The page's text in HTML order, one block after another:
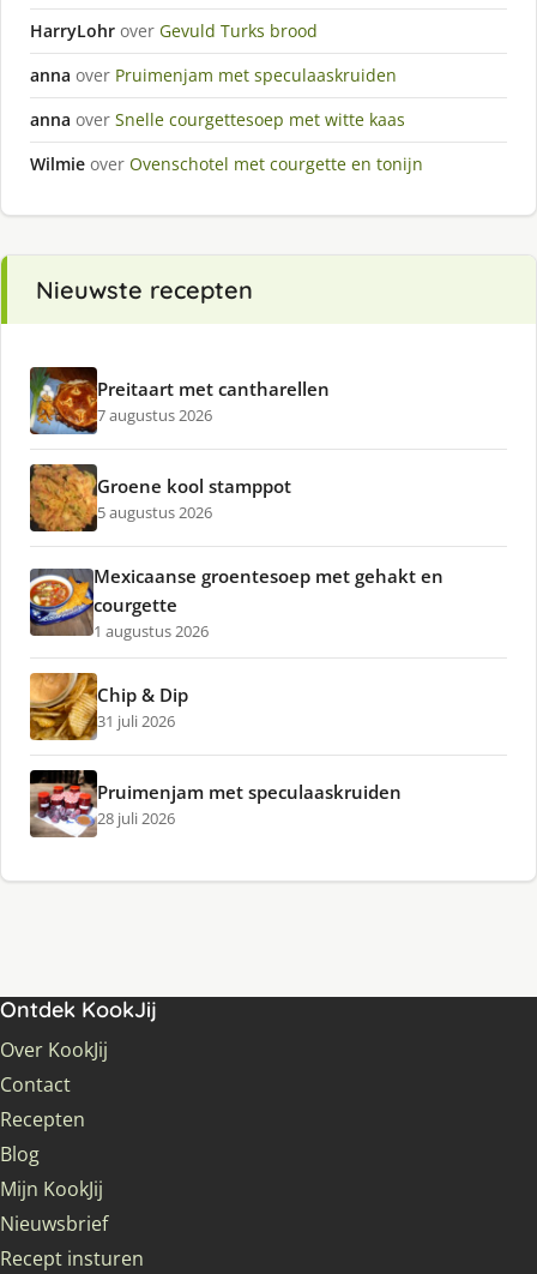
HarryLohr over Gevuld Turks brood
anna over Pruimenjam met speculaaskruiden
anna over Snelle courgettesoep met witte kaas
Wilmie over Ovenschotel met courgette en tonijn
Nieuwste recepten
Preitaart met cantharellen
7 augustus 2026
Groene kool stamppot
5 augustus 2026
Mexicaanse groentesoep met gehakt en
courgette
1 augustus 2026
Chip & Dip
31 juli 2026
Pruimenjam met speculaaskruiden
28 juli 2026
Ontdek KookJij
Over KookJij
Contact
Recepten
Blog
Mijn KookJij
Nieuwsbrief
Recept insturen